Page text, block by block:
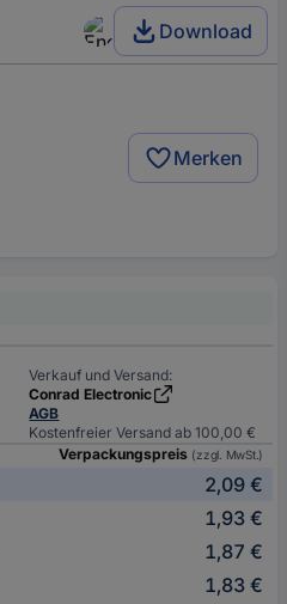
Download
Merken
Verkauf und Versand:
Conrad Electronic
AGB
Kostenfreier Versand ab 100,00 €
Verpackungspreis (zzgl. MwSt.)
2,09 €
1,93 €
1,87 €
1,83 €